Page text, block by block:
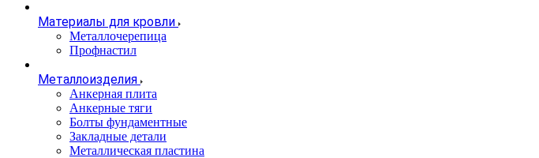
Материалы для кровли
Металлочерепица
Профнастил
Металлоизделия
Анкерная плита
Анкерные тяги
Болты фундаментные
Закладные детали
Металлическая пластина